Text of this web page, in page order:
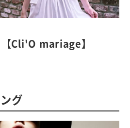
【Cli'O mariage】
グ